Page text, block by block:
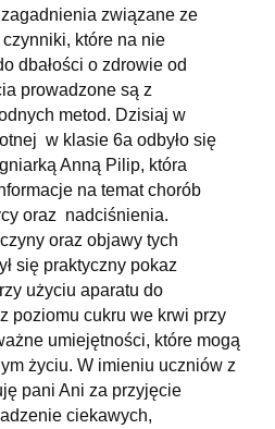
związane ze
które na nie
dbałości o zdrowie od
prowadzone są z
metod. Dzisiaj w
w klasie 6a odbyło się
Anną Pilip, która
na temat chorób
oraz nadciśnienia.
oraz objawy tych
się praktyczny pokaz
użyciu aparatu do
poziomu cukru we krwi przy
umiejętności, które mogą
życiu. W imieniu uczniów z
pani Ani za przyjęcie
ciekawych,